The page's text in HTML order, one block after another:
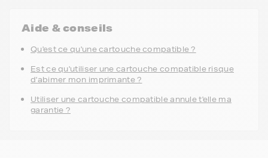
Aide & conseils
Qu'est ce qu'une cartouche compatible ?
Est ce qu'utiliser une cartouche compatible risque
d'abimer mon imprimante ?
Utiliser une cartouche compatible annule t'elle ma
garantie ?